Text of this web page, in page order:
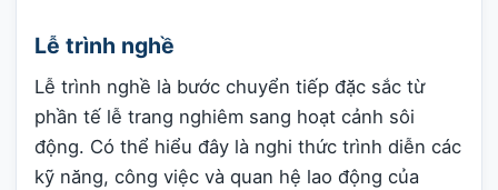
Lễ trình nghề
Lễ trình nghề là bước chuyển tiếp đặc sắc từ
phần tế lễ trang nghiêm sang hoạt cảnh sôi
động. Có thể hiểu đây là nghi thức trình diễn các
kỹ năng, công việc và quan hệ lao động của